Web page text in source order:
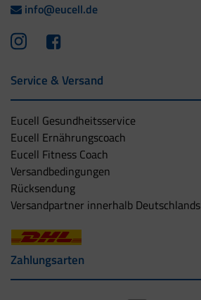
info@eucell.de
Service & Versand
Eucell Gesundheitsservice
Eucell Ernährungscoach
Eucell Fitness Coach
Versandbedingungen
Rücksendung
Versandpartner innerhalb Deutschlands
Zahlungsarten